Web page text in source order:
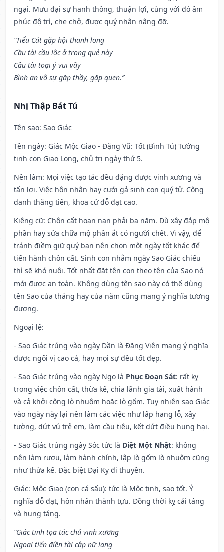
ngại. Mưu đại sự hanh thông, thuận lợi, cùng với đó âm
phúc độ trì, che chở, được quý nhân nâng đỡ.
“Tiểu Cát gặp hội thanh long
Cầu tài cầu lộc ở trong quẻ này
Cầu tài toại ý vui vầy
Bình an vô sự gặp thầy, gặp quen.”
Nhị Thập Bát Tú
Tên sao: Sao Giác
Tên ngày: Giác Mộc Giao - Đặng Vũ: Tốt (Bình Tú) Tướng
tinh con Giao Long, chủ trị ngày thứ 5.
Nên làm: Mọi việc tạo tác đều đặng được vinh xương và
tấn lợi. Việc hôn nhân hay cưới gả sinh con quý tử. Công
danh thăng tiến, khoa cử đỗ đạt cao.
Kiêng cữ: Chôn cất hoạn nạn phải ba năm. Dù xây đắp mộ
phần hay sửa chữa mộ phần ắt có người chết. Vì vậy, để
tránh điềm giữ quý bạn nên chọn một ngày tốt khác để
tiến hành chôn cất. Sinh con nhằm ngày Sao Giác chiếu
thì sẽ khó nuôi. Tốt nhất đặt tên con theo tên của Sao nó
mới được an toàn. Không dùng tên sao này có thể dùng
tên Sao của tháng hay của năm cũng mang ý nghĩa tương
đương.
Ngoại lệ:
- Sao Giác trúng vào ngày Dần là Đăng Viên mang ý nghĩa
được ngôi vị cao cả, hay mọi sự đều tốt đẹp.
- Sao Giác trúng vào ngày Ngọ là Phục Đoạn Sát: rất kỵ
trong việc chôn cất, thừa kế, chia lãnh gia tài, xuất hành
và cả khởi công lò nhuộm hoặc lò gốm. Tuy nhiên sao Giác
vào ngày này lại nên làm các việc như lấp hang lỗ, xây
tường, dứt vú trẻ em, làm cầu tiêu, kết dứt điều hung hại.
- Sao Giác trúng ngày Sóc tức là Diệt Một Nhật: không
nên làm rượu, làm hành chính, lập lò gốm lò nhuộm cũng
như thừa kế. Đặc biệt Đại Kỵ đi thuyền.
Giác: Mộc Giao (con cá sấu): tức là Mộc tinh, sao tốt. Ý
nghĩa đỗ đạt, hôn nhân thành tựu. Đồng thời kỵ cải táng
và hung táng.
“Giác tinh tọa tác chủ vinh xương
Ngoại tiến điền tài cập nữ lang